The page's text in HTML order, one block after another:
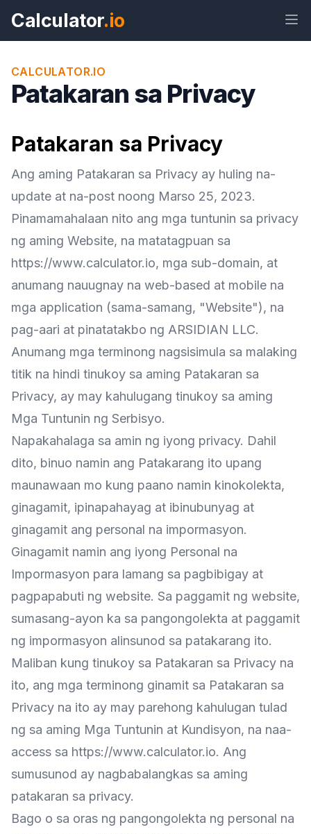
Calculator.io
Widget
CALCULATOR.IO
Patakaran sa Privacy
Patakaran sa Privacy
Ang aming Patakaran sa Privacy ay huling na-
update at na-post noong Marso 25, 2023.
Pinamamahalaan nito ang mga tuntunin sa privacy
ng aming Website, na matatagpuan sa
https://www.calculator.io, mga sub-domain, at
anumang nauugnay na web-based at mobile na
mga application (sama-samang, "Website"), na
pag-aari at pinatatakbo ng ARSIDIAN LLC.
Anumang mga terminong nagsisimula sa malaking
titik na hindi tinukoy sa aming Patakaran sa
Privacy, ay may kahulugang tinukoy sa aming
Mga Tuntunin ng Serbisyo.
Napakahalaga sa amin ng iyong privacy. Dahil
dito, binuo namin ang Patakarang ito upang
maunawaan mo kung paano namin kinokolekta,
ginagamit, ipinapahayag at ibinubunyag at
ginagamit ang personal na impormasyon.
Ginagamit namin ang iyong Personal na
Impormasyon para lamang sa pagbibigay at
pagpapabuti ng website. Sa paggamit ng website,
sumasang-ayon ka sa pangongolekta at paggamit
ng impormasyon alinsunod sa patakarang ito.
Maliban kung tinukoy sa Patakaran sa Privacy na
ito, ang mga terminong ginamit sa Patakaran sa
Privacy na ito ay may parehong kahulugan tulad
ng sa aming Mga Tuntunin at Kundisyon, na naa-
access sa https://www.calculator.io. Ang
sumusunod ay nagbabalangkas sa aming
patakaran sa privacy.
Bago o sa oras ng pangongolekta ng personal na